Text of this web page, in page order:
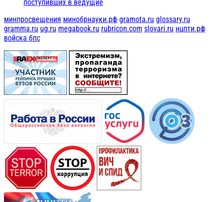
поступивших в ведущие
минпросвещения минобрнауки.рф gramota.ru glossary.ru
gramma.ru ug.ru megabook.ru rubricon.com slovari.ru нцпти.рф
войска бпс